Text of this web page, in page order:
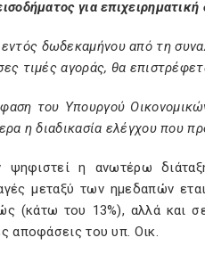
για
δωδεκαμήνου από τη
τιμές αγοράς, θα
του Υπουργού
η διαδικασία ελέγχου που
ψηφιστεί η ανωτέρω
μεταξύ των ημεδαπών
(κάτω του 13%), αλλά και
αποφάσεις του υπ. Οικ.